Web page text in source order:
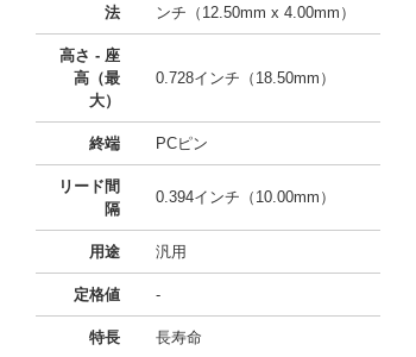
法
ンチ（12.50mm x 4.00mm）
高さ - 座
高（最
大）
0.728インチ（18.50mm）
終端 PCピン
リード間
隔
0.394インチ（10.00mm）
用途 汎用
定格値 -
特長 長寿命